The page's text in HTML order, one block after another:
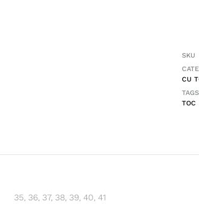
SKU
CU
TAGS
TOC
35, 36, 37, 38, 39, 40, 41